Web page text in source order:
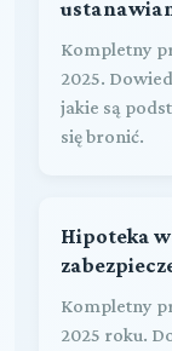
Kompletny
2025.
jakie są
się bronić.
Hipoteka w
Kompletny
2025 roku.